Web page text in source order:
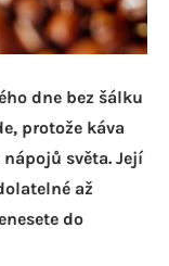
dne bez šálku
protože káva
světa. Její
až
do